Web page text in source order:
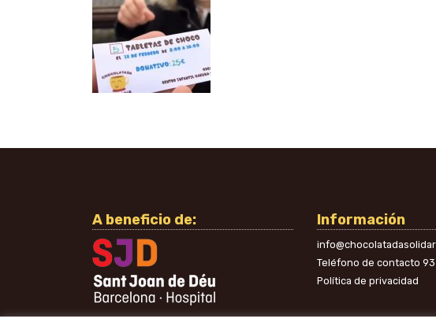
A beneficio de: Información
Teléfono de contacto
Política de privacidad